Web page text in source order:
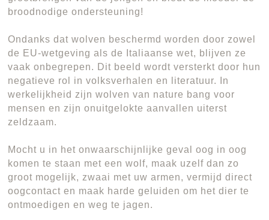
broodnodige ondersteuning!
Ondanks dat wolven beschermd worden door zowel
de EU-wetgeving als de Italiaanse wet, blijven ze
vaak onbegrepen. Dit beeld wordt versterkt door hun
negatieve rol in volksverhalen en literatuur. In
werkelijkheid zijn wolven van nature bang voor
mensen en zijn onuitgelokte aanvallen uiterst
zeldzaam.
Mocht u in het onwaarschijnlijke geval oog in oog
komen te staan met een wolf, maak uzelf dan zo
groot mogelijk, zwaai met uw armen, vermijd direct
oogcontact en maak harde geluiden om het dier te
ontmoedigen en weg te jagen.